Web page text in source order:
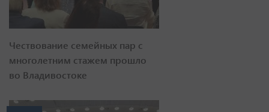
Чествование семейных пар с
многолетним стажем прошло
во Владивостоке